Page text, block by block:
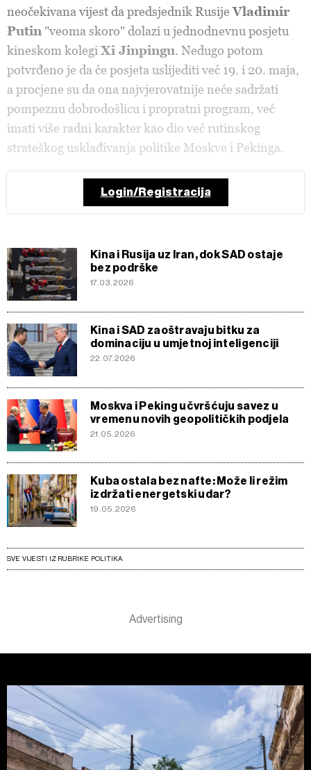
neočekivana vijest da predsjednik RusijeVladimir
Putin "veoma skoro" dolazi u jednodnevnu posjetu
kineskom kolegi Xi Jinpingu. Nedugo potom
potvrđeno je da će posjeta uslijediti već 19. i 20. maja,
a procjene su da ona najvjerovatnije neće sadržati
pompeznu dobrodošlicu i propratni program, već
imati više radni karakter kao dio već rutinskog
strateškog usklađivanja politike Moskve i Pekinga.
Login/Registracija
Kina i Rusija uz Iran, dok SAD ostaje
bez podrške
17.03.2026
Kina i SAD zaoštravaju bitku za
dominaciju u umjetnoj inteligenciji
22.07.2026
Moskva i Peking učvršćuju savez u
vremenu novih geopolitičkih podjela
21.05.2026
Kuba ostala bez nafte: Može li režim
izdržati energetski udar?
19.05.2026
SVE VIJESTI IZ RUBRIKE POLITIKA